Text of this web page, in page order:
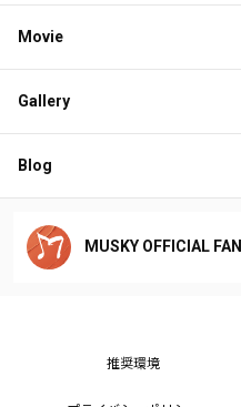
Movie
Gallery
Blog
MUSKY OFFICIAL
推奨環境